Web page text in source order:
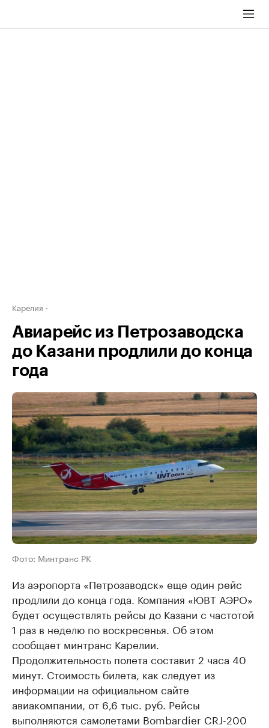
Карелия
Авиарейс из Петрозаводска
до Казани продлили до конца
года
Фото: Минтранс РК
Из аэропорта «Петрозаводск» еще один рейс
продлили до конца года. Компания «ЮВТ АЭРО»
будет осуществлять рейсы до Казани с частотой
1 раз в неделю по воскресенья. Об этом
сообщает минтранс Карелии.
Продолжительность полета составит 2 часа 40
минут. Стоимость билета, как следует из
информации на официальном сайте
авиакомпании, от 6,6 тыс. руб. Рейсы
выполняются самолетами Bombardier CRJ-200